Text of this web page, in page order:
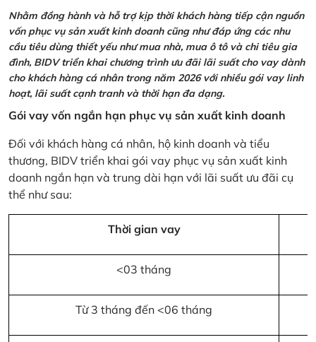
Nhằm đồng hành và hỗ trợ kịp thời khách hàng tiếp cận nguồn
vốn phục vụ sản xuất kinh doanh cũng như đáp ứng các nhu
cầu tiêu dùng thiết yếu như mua nhà, mua ô tô và chi tiêu gia
đình, BIDV triển khai chương trình ưu đãi lãi suất cho vay dành
cho khách hàng cá nhân trong năm 2026 với nhiều gói vay linh
hoạt, lãi suất cạnh tranh và thời hạn đa dạng.
Gói vay vốn ngắn hạn phục vụ sản xuất kinh doanh
Đối với khách hàng cá nhân, hộ kinh doanh và tiểu
thương, BIDV triển khai gói vay phục vụ sản xuất kinh
doanh ngắn hạn và trung dài hạn với lãi suất ưu đãi cụ
thể như sau:
Thời gian vay
<03 tháng
Từ 3 tháng đến <06 tháng